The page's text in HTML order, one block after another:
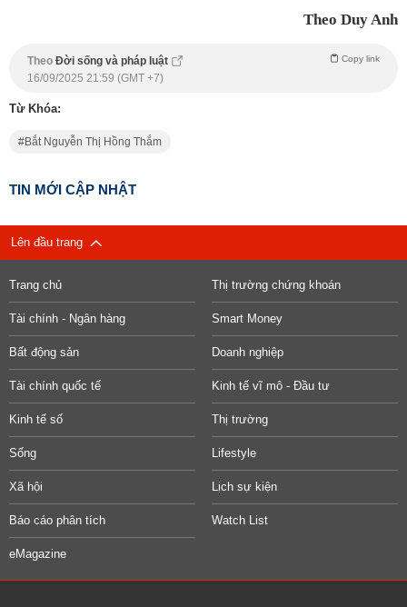
Theo Duy Anh
Theo Đời sống và pháp luật Copy link
16/09/2025 21:59 (GMT +7)
Từ Khóa:
Bắt Nguyễn Thị Hồng Thắm
TIN MỚI CẬP NHẬT
Lên đầu trang
Trang chủ Thị trường chứng khoán
Tài chính - Ngân hàng Smart Money
Bất động sản Doanh nghiệp
Tài chính quốc tế Kinh tế vĩ mô - Đầu tư
Kinh tế số Thị trường
Sống Lifestyle
Xã hội Lịch sự kiện
Báo cáo phân tích Watch List
eMagazine